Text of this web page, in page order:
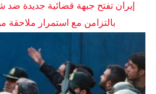
إيران تفتح جبهة قضائية جديدة
بالتزامن مع استمرار ملاحقة